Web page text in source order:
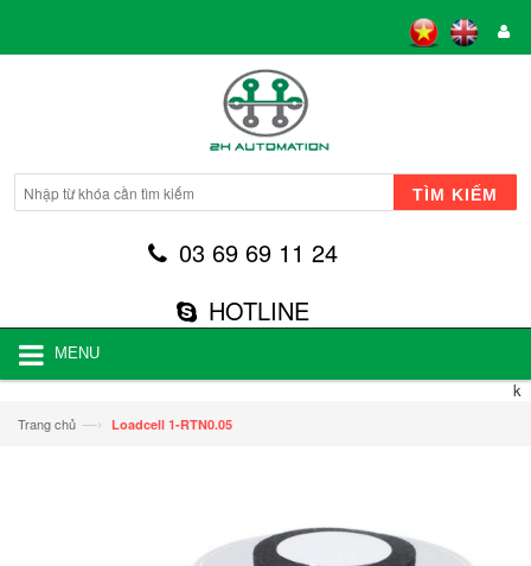
TÌM KIẾM
03 69 69 11 24
HOTLINE
MENU
k
Trang chủ —› Loadcell 1-RTN0.05